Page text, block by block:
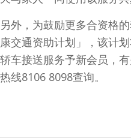
另外，为鼓励更多合资格
康交通资助计划」，该计
轿车接送服务予新会员，
热线8106 8098查询。